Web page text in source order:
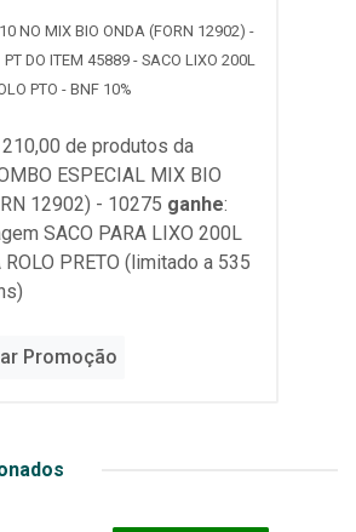
NO MIX BIO ONDA (FORN 12902) -
DO ITEM 45889 - SACO LIXO 200L
PTO - BNF 10%
210,00 de produtos da
ESPECIAL MIX BIO
12902) - 10275 ganhe:
SACO PARA LIXO 200L
ROLO PRETO (limitado a 535
Promoção